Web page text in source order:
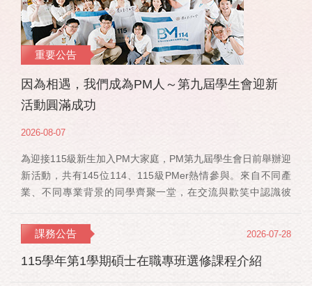
重要公告
因為相遇，我們成為PM人～第九屆學生會迎新
活動圓滿成功
2026-08-07
為迎接115級新生加入PM大家庭，PM第九屆學生會日前舉辦迎
新活動，共有145位114、115級PMer熱情參與。來自不同產
業、不同專業背景的同學齊聚一堂，在交流與歡笑中認識彼
謝郭佳瑋院長、PMBA孔令傑主任及PMBM何佳安主任蒞臨現
場，給予115 級新生勉勵與祝福；PMLBA謝煜偉主任雖人在國
外進修，也特別捎來祝福，為即將...
課務公告
115學年第1學期碩士在職專班選修課程介紹
2026-07-28